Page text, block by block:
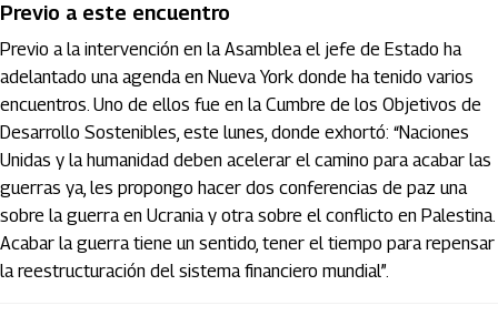
Previo a este encuentro
Previo a la intervención en la Asamblea el jefe de Estado ha
adelantado una agenda en Nueva York donde ha tenido varios
encuentros. Uno de ellos fue en la Cumbre de los Objetivos de
Desarrollo Sostenibles, este lunes, donde exhortó: “Naciones
Unidas y la humanidad deben acelerar el camino para acabar las
guerras ya, les propongo hacer dos conferencias de paz una
sobre la guerra en Ucrania y otra sobre el conflicto en Palestina.
Acabar la guerra tiene un sentido, tener el tiempo para repensar
la reestructuración del sistema financiero mundial”.